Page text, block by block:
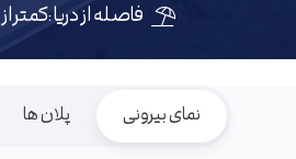
فاصله از دریا :کمتر از 1000 متر
نمای بیرونی پلان ها